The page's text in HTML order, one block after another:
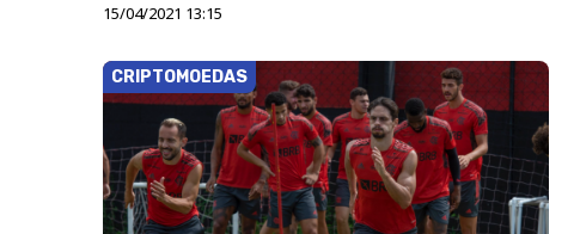
15/04/2021 13:15
CRIPTOMOEDAS